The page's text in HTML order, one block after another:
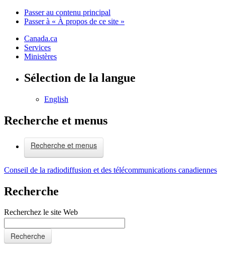
Passer au contenu principal
Passer à « À propos de ce site »
Canada.ca
Services
Ministères
Sélection de la langue
English
Recherche et menus
Recherche et menus
Conseil de la radiodiffusion et des télécommunications canadiennes
Recherche
Recherchez le site Web
Recherche